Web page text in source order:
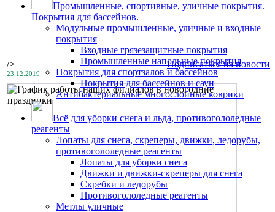
Промышленные, спортивные, уличные покрытия.
Покрытия для бассейнов.
Модульные промышленные, уличные и входные
покрытия
Входные грязезащитные покрытия
Промышленные напольные покрытия
Покрытия для спортзалов и бассейнов
Покрытия для бассейнов и саун
Антибактериальные многослойные коврики
Всё для уборки снега и льда, противогололедные
реагенты
Лопаты для снега, скреперы, движки, ледорубы,
противогололедные реагенты
Лопаты для уборки снега
Движки и движки-скреперы для снега
Скребки и ледорубы
Противогололедные реагенты
Метлы уличные
/> Подписаться на новости
23.12.2019